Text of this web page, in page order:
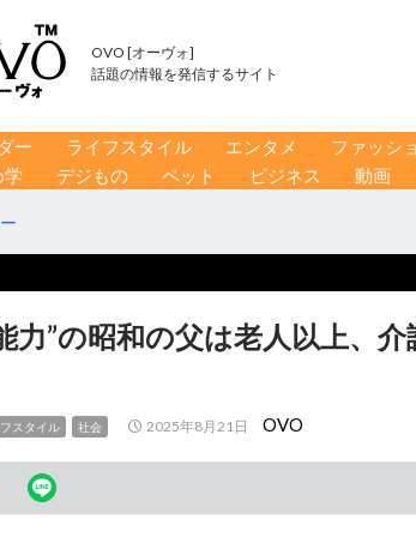
OVO [オーヴォ]
話題の情報を発信するサイト
ー ライフスタイル エンタメ ファッシ
学 デジもの ペット ビジネス 動画
力”の昭和の父は老人以上、
スタイル 社会 2025年8月21日 OVO